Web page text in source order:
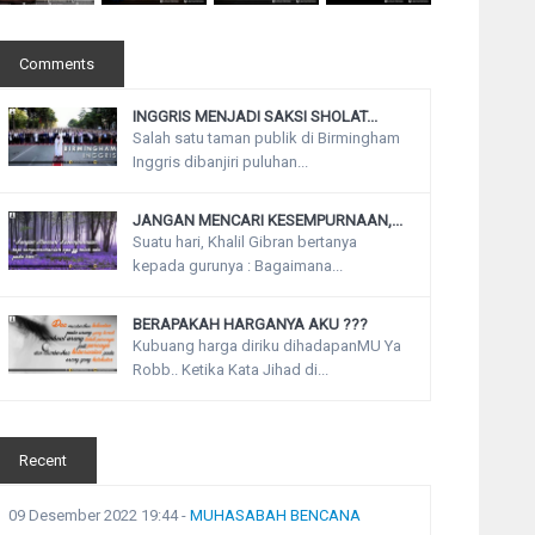
Comments
INGGRIS MENJADI SAKSI SHOLAT...
Salah satu taman publik di Birmingham
Inggris dibanjiri puluhan...
JANGAN MENCARI KESEMPURNAAN,...
Suatu hari, Khalil Gibran bertanya
kepada gurunya : Bagaimana...
BERAPAKAH HARGANYA AKU ???
Kubuang harga diriku dihadapanMU Ya
Robb.. Ketika Kata Jihad di...
Recent
09 Desember 2022 19:44- MUHASABAH BENCANA